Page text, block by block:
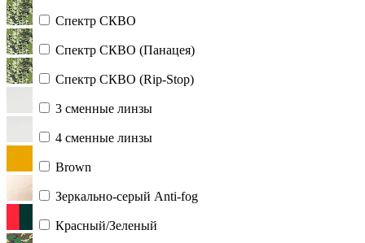
Спектр СКВО
Спектр СКВО (Панацея)
Спектр СКВО (Rip-Stop)
3 сменные линзы
4 сменные линзы
Brown
Зеркально-серый Anti-fog
Красный/Зеленый